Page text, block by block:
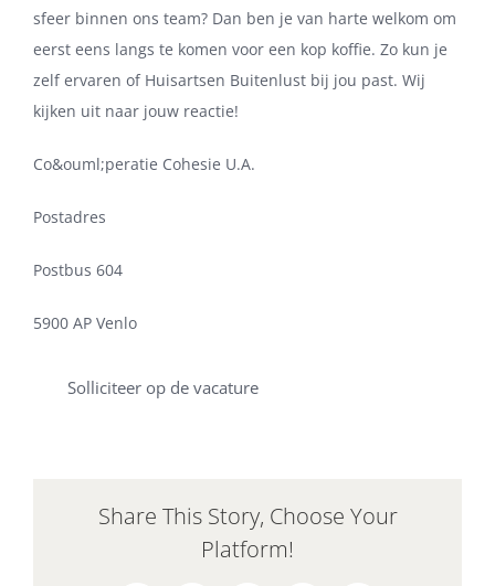
sfeer binnen ons team? Dan ben je van harte welkom om
eerst eens langs te komen voor een kop koffie. Zo kun je
zelf ervaren of Huisartsen Buitenlust bij jou past. Wij
kijken uit naar jouw reactie!
Co&ouml;peratie Cohesie U.A.
Postadres
Postbus 604
5900 AP Venlo
Solliciteer op de vacature
Share This Story, Choose Your
Platform!